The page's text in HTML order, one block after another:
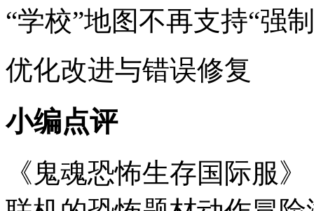
“学校”地图不再支持“强
优化改进与错误修复
小编点评
《鬼魂恐怖生存国际服